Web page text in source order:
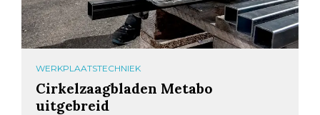
WERKPLAATSTECHNIEK
Cirkelzaagbladen Metabo
uitgebreid